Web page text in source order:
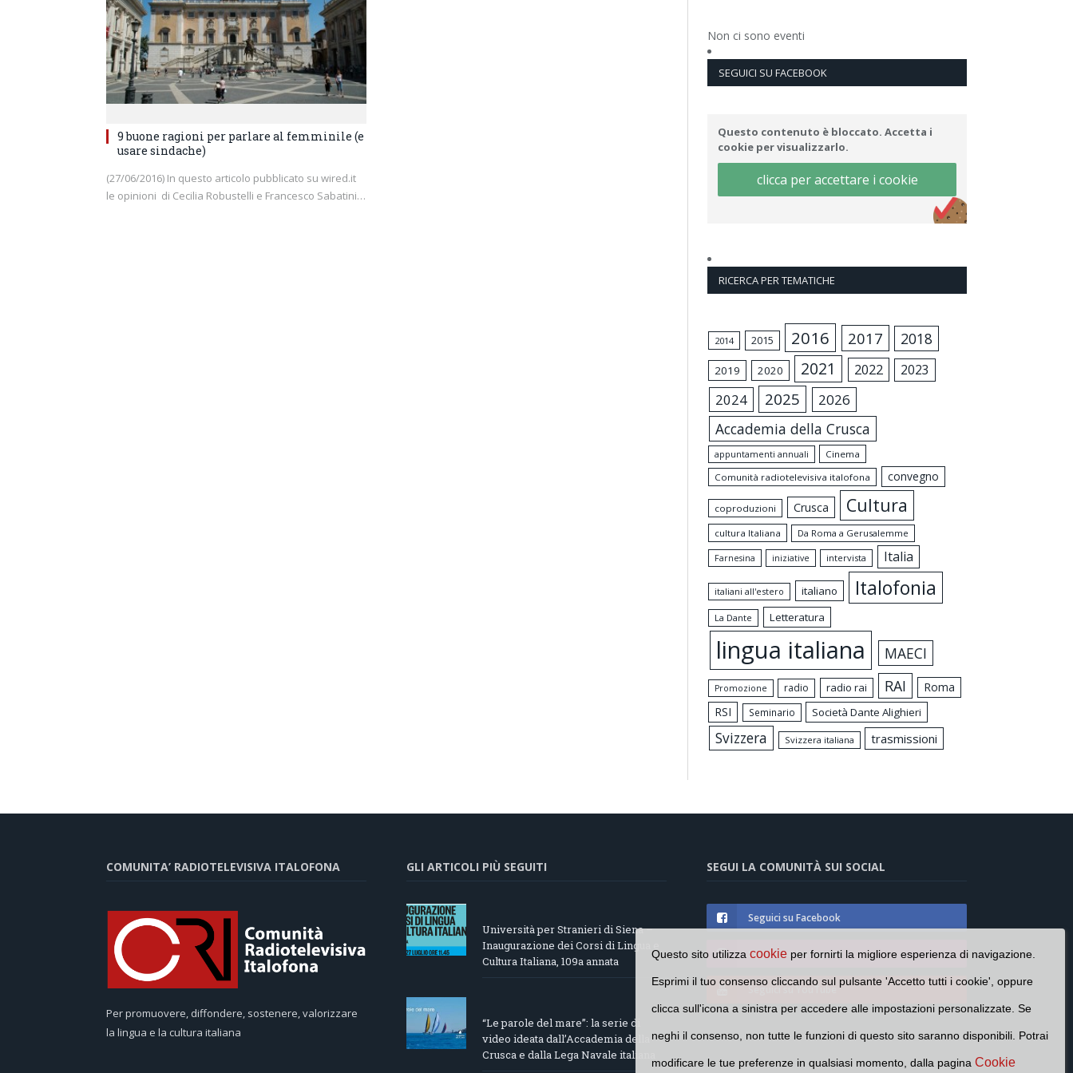
9 buone ragioni per parlare al femminile (e
usare sindache)
(27/06/2016) In questo articolo pubblicato su wired.it
le opinioni di Cecilia Robustelli e Francesco Sabatini…
Non ci sono eventi
SEGUICI SU FACEBOOK
Questo contenuto è bloccato. Accetta i
cookie per visualizzarlo.
clicca per accettare i cookie
RICERCA PER TEMATICHE
2014 2015 2016 2017 2018
2019 2020 2021 2022 2023
2024 2025 2026
Accademia della Crusca
appuntamenti annuali
Cinema
Comunità radiotelevisiva italofona
convegno
coproduzioni Crusca Cultura
cultura Italiana Da Roma a Gerusalemme
Farnesina iniziative intervista Italia
italiani all'estero italiano Italofonia
La Dante Letteratura
lingua italiana MAECI
Promozione radio radio rai RAI
Roma
RSI
Seminario Società Dante Alighieri
Svizzera Svizzera italiana trasmissioni
COMUNITA’ RADIOTELEVISIVA ITALOFONA
Per promuovere, diffondere, sostenere, valorizzare
la lingua e la cultura italiana
GLI ARTICOLI PIÙ SEGUITI
Università per Stranieri di Siena –
Inaugurazione dei Corsi di Lingua e
Cultura Italiana, 109a annata
“Le parole del mare”: la serie di
video ideata dall’Accademia della
Crusca e dalla Lega Navale italiana
SEGUI LA COMUNITÀ SUI SOCIAL
Seguici su Facebook
Seguici su Instagram
Seguici su YouTube
Questo sito utilizzacookie per fornirti la migliore esperienza di navigazione.
Esprimi il tuo consenso cliccando sul pulsante 'Accetto tutti i cookie', oppure
clicca sull'icona a sinistra per accedere alle impostazioni personalizzate. Se
neghi il consenso, non tutte le funzioni di questo sito saranno disponibili. Potrai
modificare le tue preferenze in qualsiasi momento, dalla pagina Cookie